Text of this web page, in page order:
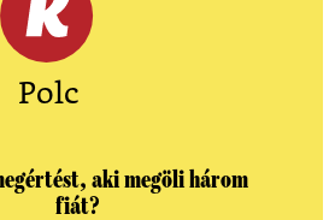
Polc
aki megöli három
fiát?